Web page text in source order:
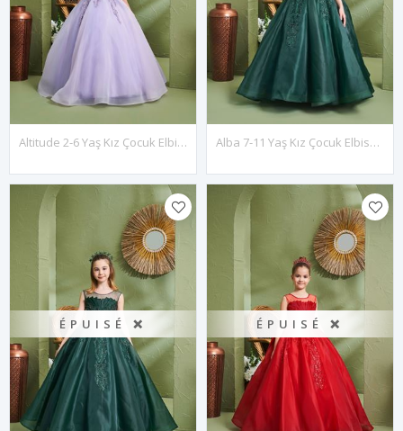
Altitude 2-6 Yaş Kız Çocuk Elbise 20159 Lila Alba 7-11 Yaş Kız Çocuk Elbise 30158 Yeşil
ÉPUISÉ ❌ ÉPUISÉ ❌